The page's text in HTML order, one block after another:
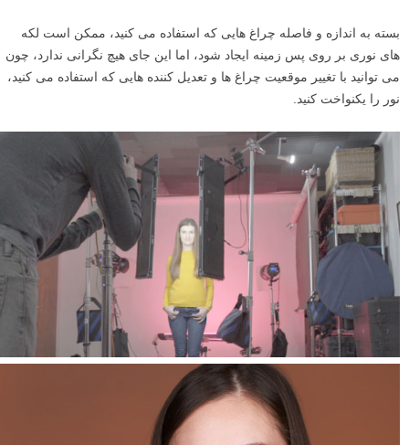
بسته به اندازه و فاصله چراغ هایی که استفاده می کنید، ممکن است لکه
های نوری بر روی پس زمینه ایجاد شود، اما این جای هیچ نگرانی ندارد، چون
می توانید با تغییر موقعیت چراغ ها و تعدیل کننده هایی که استفاده می کنید،
نور را یکنواخت کنید.